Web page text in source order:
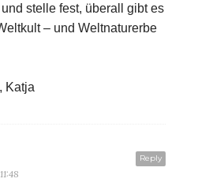
stelle fest, überall gibt es
– und Weltnaturerbe
Katja
Reply